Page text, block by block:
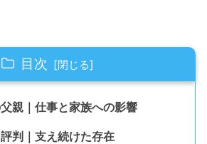
目次
親｜仕事と家族への影響
判｜支え続けた存在